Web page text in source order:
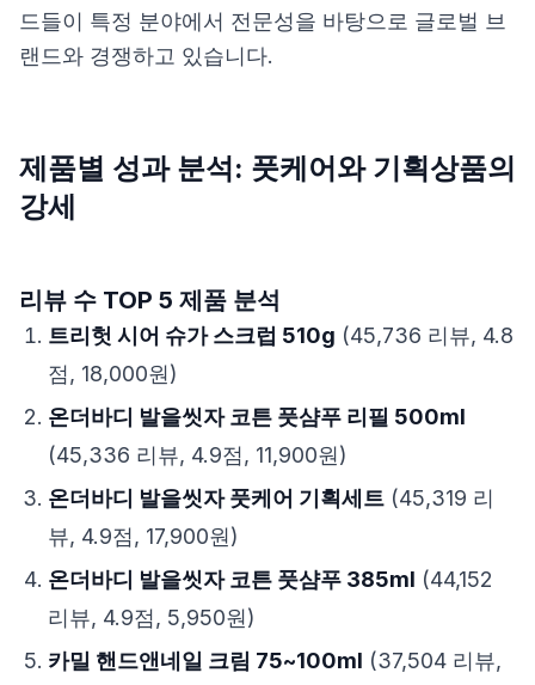
드들이 특정 분야에서 전문성을 바탕으로 글로벌 브
랜드와 경쟁하고 있습니다.
제품별 성과 분석: 풋케어와 기획상품의
강세
리뷰 수 TOP 5 제품 분석
트리헛 시어 슈가 스크럽 510g (45,736 리뷰, 4.8
점, 18,000원)
온더바디 발을씻자 코튼 풋샴푸 리필 500ml
(45,336 리뷰, 4.9점, 11,900원)
온더바디 발을씻자 풋케어 기획세트 (45,319 리
뷰, 4.9점, 17,900원)
온더바디 발을씻자 코튼 풋샴푸 385ml (44,152
리뷰, 4.9점, 5,950원)
카밀 핸드앤네일 크림 75~100ml (37,504 리뷰,